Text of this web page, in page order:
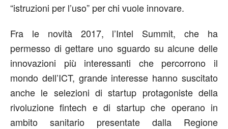
“istruzioni per l’uso” per chi vuole innovare.
Fra le novità 2017, l’Intel Summit, che ha
permesso di gettare uno sguardo su alcune delle
innovazioni più interessanti che percorrono il
mondo dell’ICT, grande interesse hanno suscitato
anche le selezioni di startup protagoniste della
rivoluzione fintech e di startup che operano in
ambito sanitario presentate dalla Regione